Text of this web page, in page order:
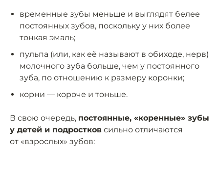
временные зубы меньше и выглядят белее
постоянных зубов, поскольку у них более
тонкая эмаль;
пульпа (или, как её называют в обиходе, нерв)
молочного зуба больше, чем у постоянного
зуба, по отношению к размеру коронки;
корни — короче и тоньше.
В свою очередь, постоянные, «коренные» зубы
у детей и подростков сильно отличаются
от «взрослых» зубов: